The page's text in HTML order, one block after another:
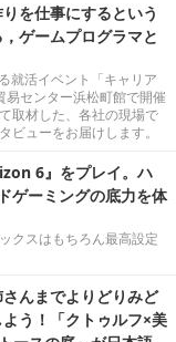
を仕事にするという
ゲームプログラマと
就活イベント「キャリア
センター浜松町館で開催
取材した、各社の現場で
ビューをお届けします。
6』をプレイ。ハ
ゲーミングの底力を体
クスはもちろん最高設定
んまでよりどりみど
う！「クトゥルフ×美